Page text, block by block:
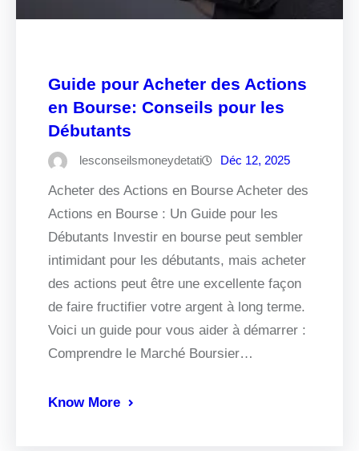
Guide pour Acheter des Actions
en Bourse: Conseils pour les
Débutants
lesconseilsmoneydetati Déc 12, 2025
Acheter des Actions en Bourse Acheter des
Actions en Bourse : Un Guide pour les
Débutants Investir en bourse peut sembler
intimidant pour les débutants, mais acheter
des actions peut être une excellente façon
de faire fructifier votre argent à long terme.
Voici un guide pour vous aider à démarrer :
Comprendre le Marché Boursier…
Know More